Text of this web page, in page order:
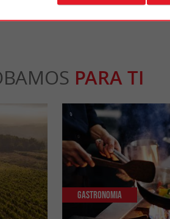
PARA TI
Gastronomia